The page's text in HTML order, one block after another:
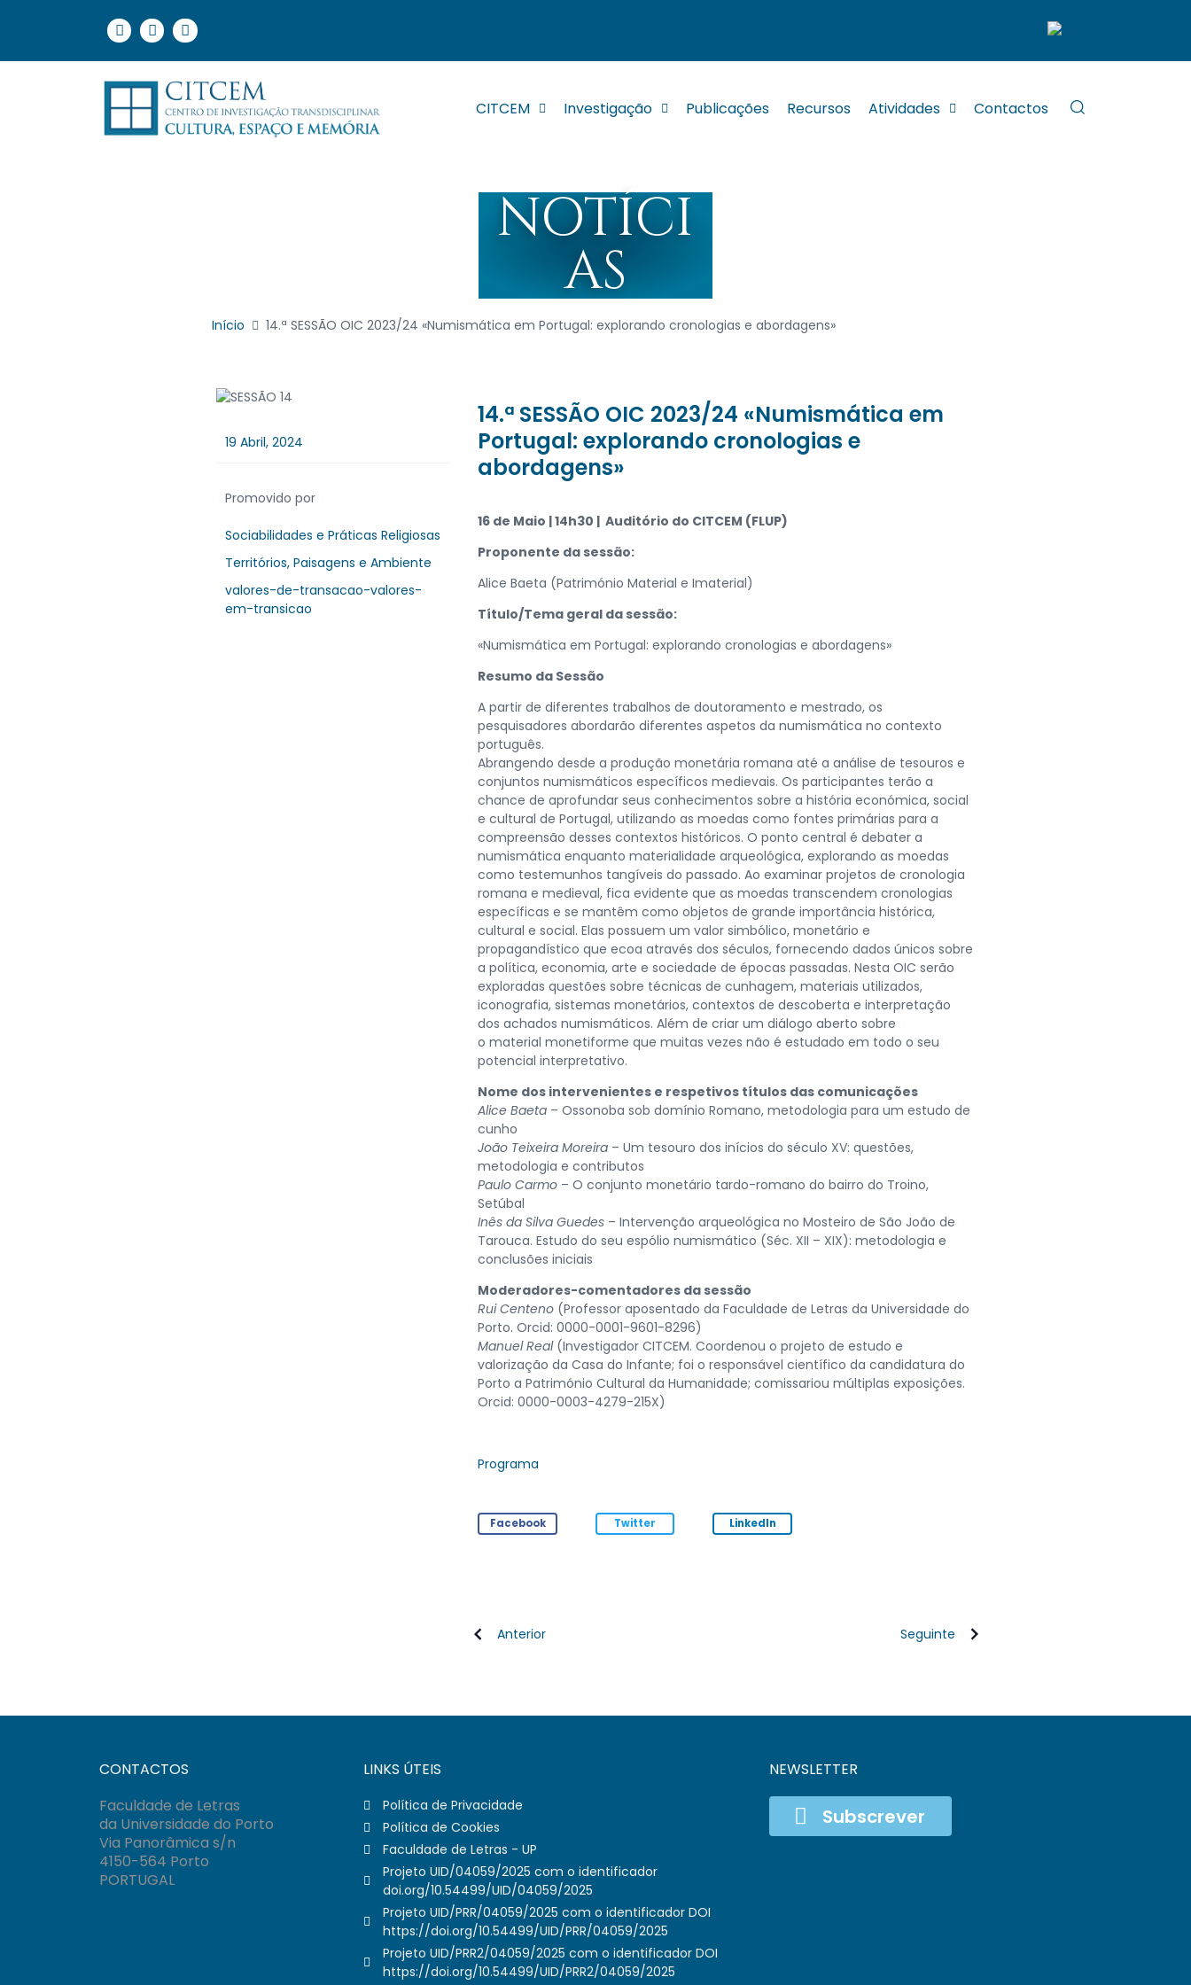
CITCEM Investigação Publicações Recursos Atividades Contactos
NOTÍCI
AS
Início 14.ª SESSÃO OIC 2023/24 «Numismática em Portugal: explorando cronologias e abordagens»
19 Abril, 2024
Promovido por
Sociabilidades e Práticas Religiosas
Territórios, Paisagens e Ambiente
valores-de-transacao-valores-
em-transicao
14.ª SESSÃO OIC 2023/24 «Numismática em
Portugal: explorando cronologias e
abordagens»
16 de Maio | 14h30 | Auditório do CITCEM (FLUP)
Proponente da sessão:
Alice Baeta (Património Material e Imaterial)
Título/Tema geral da sessão:
«Numismática em Portugal: explorando cronologias e abordagens»
Resumo da Sessão
A partir de diferentes trabalhos de doutoramento e mestrado, os
pesquisadores abordarão diferentes aspetos da numismática no contexto
português.
Abrangendo desde a produção monetária romana até a análise de tesouros e
conjuntos numismáticos específicos medievais. Os participantes terão a
chance de aprofundar seus conhecimentos sobre a história económica, social
e cultural de Portugal, utilizando as moedas como fontes primárias para a
compreensão desses contextos históricos. O ponto central é debater a
numismática enquanto materialidade arqueológica, explorando as moedas
como testemunhos tangíveis do passado. Ao examinar projetos de cronologia
romana e medieval, fica evidente que as moedas transcendem cronologias
específicas e se mantêm como objetos de grande importância histórica,
cultural e social. Elas possuem um valor simbólico, monetário e
propagandístico que ecoa através dos séculos, fornecendo dados únicos sobre
a política, economia, arte e sociedade de épocas passadas. Nesta OIC serão
exploradas questões sobre técnicas de cunhagem, materiais utilizados,
iconografia, sistemas monetários, contextos de descoberta e interpretação
dos achados numismáticos. Além de criar um diálogo aberto sobre
o material monetiforme que muitas vezes não é estudado em todo o seu
potencial interpretativo.
Nome dos intervenientes e respetivos títulos das comunicações
Alice Baeta – Ossonoba sob domínio Romano, metodologia para um estudo de
cunho
João Teixeira Moreira – Um tesouro dos inícios do século XV: questões,
metodologia e contributos
Paulo Carmo – O conjunto monetário tardo-romano do bairro do Troino,
Setúbal
Inês da Silva Guedes – Intervenção arqueológica no Mosteiro de São João de
Tarouca. Estudo do seu espólio numismático (Séc. XII – XIX): metodologia e
conclusões iniciais
Moderadores-comentadores da sessão
Rui Centeno (Professor aposentado da Faculdade de Letras da Universidade do
Porto. Orcid: 0000-0001-9601-8296)
Manuel Real(Investigador CITCEM. Coordenou o projeto de estudo e
valorização da Casa do Infante; foi o responsável científico da candidatura do
Porto a Património Cultural da Humanidade; comissariou múltiplas exposições.
Orcid: 0000-0003-4279-215X)
Programa
Facebook Twitter LinkedIn
Anterior Seguinte
CONTACTOS
Faculdade de Letras
da Universidade do Porto
Via Panorâmica s/n
4150-564 Porto
PORTUGAL
LINKS ÚTEIS
Política de Privacidade
Política de Cookies
Faculdade de Letras - UP
Projeto UID/04059/2025 com o identificador
doi.org/10.54499/UID/04059/2025
Projeto UID/PRR/04059/2025 com o identificador DOI
https://doi.org/10.54499/UID/PRR/04059/2025
Projeto UID/PRR2/04059/2025 com o identificador DOI
https://doi.org/10.54499/UID/PRR2/04059/2025
NEWSLETTER
Subscrever